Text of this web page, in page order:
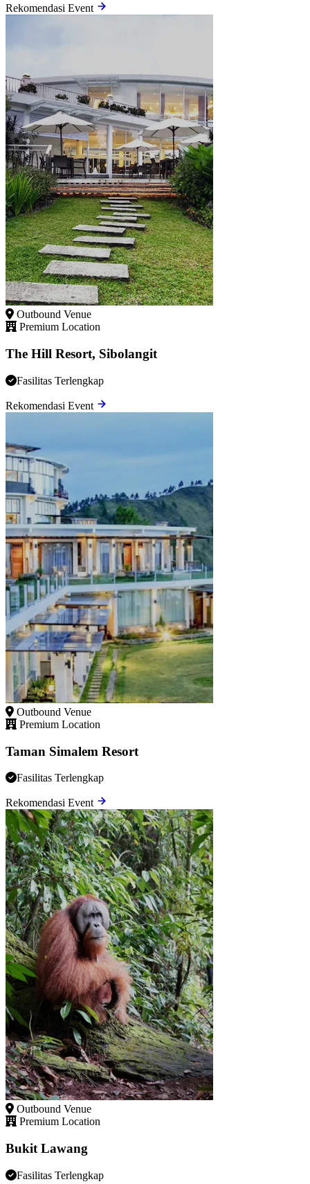
Rekomendasi Event
Outbound Venue
Premium Location
The Hill Resort, Sibolangit
Fasilitas Terlengkap
Rekomendasi Event
Outbound Venue
Premium Location
Taman Simalem Resort
Fasilitas Terlengkap
Rekomendasi Event
Outbound Venue
Premium Location
Bukit Lawang
Fasilitas Terlengkap